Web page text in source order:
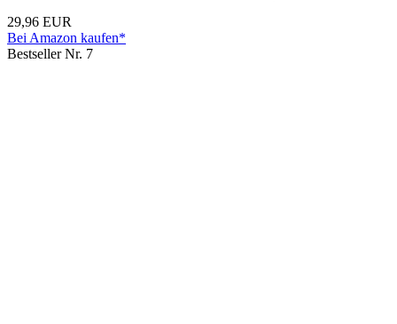
29,96 EUR
Bei Amazon kaufen*
Bestseller Nr. 7